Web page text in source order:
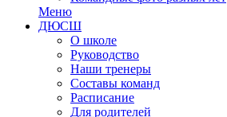
Меню
ДЮСШ
О школе
Руководство
Наши тренеры
Составы команд
Расписание
Для родителей